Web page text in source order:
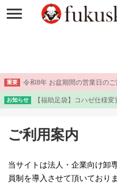
重要 令和8年 お盆期間の営業日のご
お知らせ 【福助足袋】コハゼ仕様
ご利用案内
当サイトは法人・企業向け卸
員制を導入させて頂いておりま